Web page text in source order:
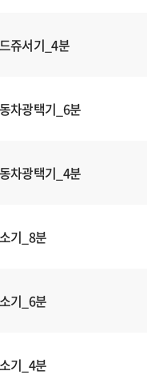
쥬서기_4분
차광택기_6분
차광택기_4분
기_8분
기_6분
기_4분